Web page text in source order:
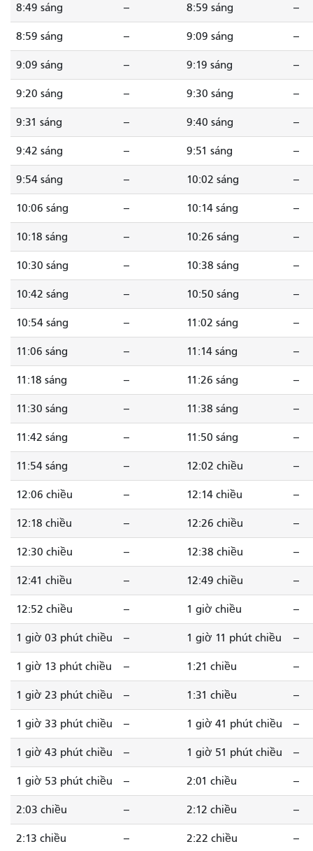
8:49 sáng -- 8:59 sáng --
8:59 sáng -- 9:09 sáng --
9:09 sáng -- 9:19 sáng --
9:20 sáng -- 9:30 sáng --
9:31 sáng -- 9:40 sáng --
9:42 sáng -- 9:51 sáng --
9:54 sáng -- 10:02 sáng --
10:06 sáng -- 10:14 sáng --
10:18 sáng -- 10:26 sáng --
10:30 sáng -- 10:38 sáng --
10:42 sáng -- 10:50 sáng --
10:54 sáng -- 11:02 sáng --
11:06 sáng -- 11:14 sáng --
11:18 sáng -- 11:26 sáng --
11:30 sáng -- 11:38 sáng --
11:42 sáng -- 11:50 sáng --
11:54 sáng -- 12:02 chiều --
12:06 chiều -- 12:14 chiều --
12:18 chiều -- 12:26 chiều --
12:30 chiều -- 12:38 chiều --
12:41 chiều -- 12:49 chiều --
12:52 chiều -- 1 giờ chiều --
1 giờ 03 phút chiều -- 1 giờ 11 phút chiều --
1 giờ 13 phút chiều -- 1:21 chiều --
1 giờ 23 phút chiều -- 1:31 chiều --
1 giờ 33 phút chiều -- 1 giờ 41 phút chiều --
1 giờ 43 phút chiều -- 1 giờ 51 phút chiều --
1 giờ 53 phút chiều -- 2:01 chiều --
2:03 chiều -- 2:12 chiều --
2:13 chiều -- 2:22 chiều --